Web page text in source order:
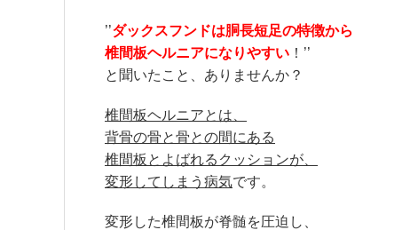
’’ダックスフンドは胴長短足の特徴から
椎間板ヘルニアになりやすい ！’’
と聞いたこと、ありませんか？
椎間板ヘルニアとは、
背骨の骨と骨との間にある
椎間板とよばれるクッションが、
変形してしまう病気です。
変形した椎間板が脊髄を圧迫し、